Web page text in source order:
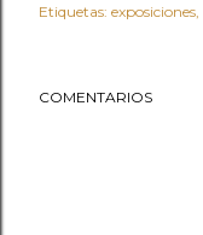
Etiquetas: exposiciones
COMENTARIOS